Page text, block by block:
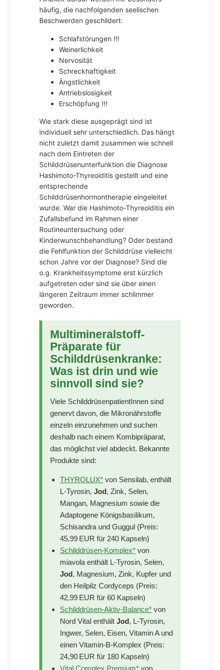
häufig, die nachfolgenden seelischen
Beschwerden geschildert:
Schlafstörungen !!!
Weinerlichkeit
Nervosität
Schreckhaftigkeit
Ängstlichkeit
Antriebslosigkeit
Erschöpfung !!!
Wie stark diese ausgeprägt sind ist
individuell sehr unterschiedlich. Das hängt
nicht zuletzt damit zusammen wie schnell
nach dem Eintreten der
Schilddrüsenunterfunktion die Diagnose
Hashimoto-Thyreoiditis gestellt und eine
entsprechende
Schilddrüsenhormontherapie eingeleitet
wurde. War die Hashimoto-Thyreoiditis ein
Zufallsbefund im Rahmen einer
Routineuntersuchung oder
Kinderwunschbehandlung? Oder bestand
die Fehlfunktion der Schilddrüse vielleicht
schon Jahre vor der Diagnose? Sind die
o.g. Krankheitssymptome erst kürzlich
aufgetreten oder sind sie über einen
längeren Zeitraum immer schlimmer
geworden.
Multimineralstoff-
Präparate für
Schilddrüsenkranke:
Was ist drin und wie
sinnvoll sind sie?
Viele SchilddrüsenpatientInnen sind
genervt davon, die Mikronährstoffe
einzeln einzunehmen und suchen
deshalb nach einem Kombipräparat,
das möglichst viel abdeckt. Bekannte
Produkte sind:
THYROLUX* von Sensilab, enthält
L-Tyrosin, Jod, Zink, Selen,
Mangan, Magnesium sowie die
Adaptogene Königsbasilikum,
Schisandra und Guggul (Preis:
45,99 EUR für 240 Kapseln)
Schilddrüsen-Komplex* von
miavola enthält L-Tyrosin, Selen,
Jod, Magnesium, Zink, Kupfer und
den Heilpilz Cordyceps (Preis:
42,99 EUR für 60 Kapseln)
Schilddrüsen-Aktiv-Balance* von
Nord Vital enthält Jod, L-Tyrosin,
Ingwer, Selen, Eisen, Vitamin A und
einen Vitamin-B-Komplex (Preis:
24,90 EUR für 180 Kapseln)
Vital Complex Premium* von